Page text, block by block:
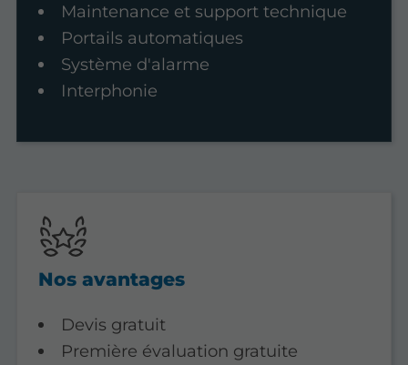
Maintenance et support technique
Portails automatiques
Système d'alarme
Interphonie
Nos avantages
Devis gratuit
Première évaluation gratuite